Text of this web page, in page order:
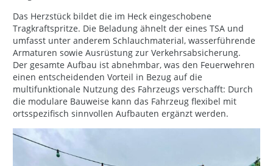
Das Herzstück bildet die im Heck eingeschobene
Tragkraftspritze. Die Beladung ähnelt der eines TSA und
umfasst unter anderem Schlauchmaterial, wasserführende
Armaturen sowie Ausrüstung zur Verkehrsabsicherung.
Der gesamte Aufbau ist abnehmbar, was den Feuerwehren
einen entscheidenden Vorteil in Bezug auf die
multifunktionale Nutzung des Fahrzeugs verschafft: Durch
die modulare Bauweise kann das Fahrzeug flexibel mit
ortsspezifisch sinnvollen Aufbauten ergänzt werden.